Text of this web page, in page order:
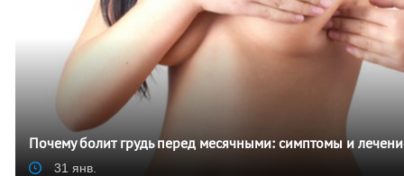
Почему болит грудь перед месячными: симптомы и
31 янв.